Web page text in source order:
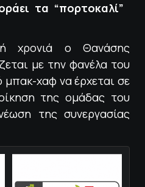
τα “πορτοκαλί”
χρονιά ο Θανάσης
με την φανέλα του
μπακ-χαφ να έρχεται σε
της ομάδας του
της συνεργασίας